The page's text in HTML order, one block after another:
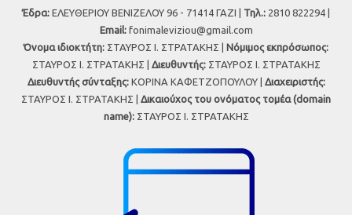
Έδρα: ΕΛΕΥΘΕΡΙΟΥ ΒΕΝΙΖΕΛΟΥ 96 - 71414 ΓΑΖΙ | Τηλ.: 2810 822294 |
Εmail: fonimaleviziou@gmail.com
Όνομα ιδιοκτήτη: ΣΤΑΥΡΟΣ Ι. ΣΤΡΑΤΑΚΗΣ | Νόμιμος εκπρόσωπος:
ΣΤΑΥΡΟΣ Ι. ΣΤΡΑΤΑΚΗΣ | Διευθυντής:ΣΤΑΥΡΟΣ Ι. ΣΤΡΑΤΑΚΗΣ
Διευθυντής σύνταξης:ΚΟΡΙΝΑ ΚΑΦΕΤΖΟΠΟΥΛΟΥ | Διαχειριστής:
ΣΤΑΥΡΟΣ Ι. ΣΤΡΑΤΑΚΗΣ | Δικαιούχος του ονόματος τομέα (domain
name):ΣΤΑΥΡΟΣ Ι. ΣΤΡΑΤΑΚΗΣ